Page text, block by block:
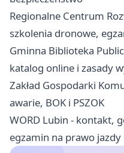
Regionalne Centrum
szkolenia dronowe,
Gminna Biblioteka
katalog online i zasady
Zakład Gospodarki
awarie, BOK i PSZOK
WORD Lubin - kontakt,
egzamin na prawo jazdy